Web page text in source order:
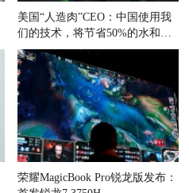
美国“人造肉”CEO：中国使用我
们的技术，将节省50%的水和耕
地
荣耀MagicBook Pro锐龙版发布：